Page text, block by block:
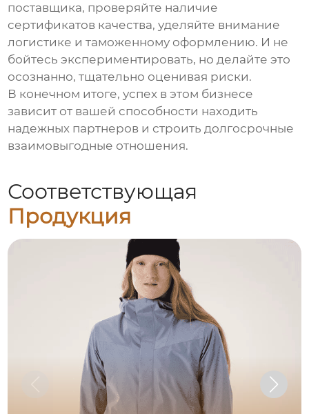
поставщика, проверяйте наличие
сертификатов качества, уделяйте внимание
логистике и таможенному оформлению. И не
бойтесь экспериментировать, но делайте это
осознанно, тщательно оценивая риски.
В конечном итоге, успех в этом бизнесе
зависит от вашей способности находить
надежных партнеров и строить долгосрочные
взаимовыгодные отношения.
Соответствующая
Продукция